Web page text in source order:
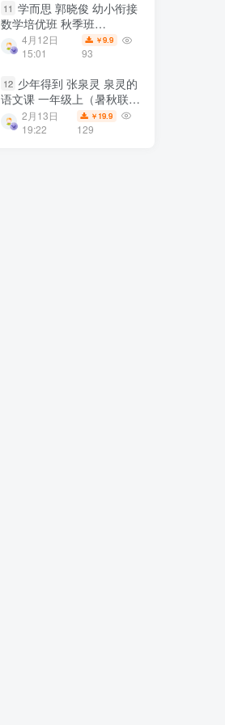
11 学而思 郭晓俊 幼小衔接
数学培优班 秋季班
13.75GB百度网盘下载
4月12日
15:01
￥9.9
93
12 少年得到 张泉灵 泉灵的
语文课 一年级上（暑秋联
报）百度网盘下载
2月13日
19:22
￥ 19.9
129